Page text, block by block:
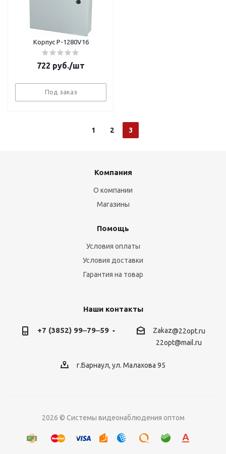
Корпус Р-1280V16
722 руб./шт
Под заказ
1 2 3
Компания
О компании
Магазины
Помощь
Условия оплаты
Условия доставки
Гарантия на товар
Наши контакты
+7 (3852) 99‒79‒59 Zakaz@22opt.ru
22opt@mail.ru
г.Барнаул, ул. Малахова 95
2026 © Системы видеонаблюдения оптом